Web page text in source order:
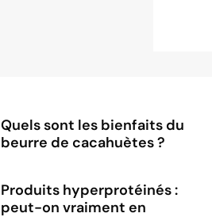
Quels sont les bienfaits du
beurre de cacahuètes ?
Produits hyperprotéinés :
peut-on vraiment en